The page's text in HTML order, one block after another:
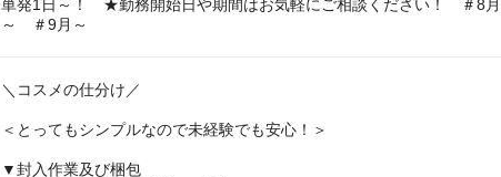
単発1日～！ ★勤務開始日や期間はお気軽にご相談ください！ ＃8月
～ ＃9月～
＼コスメの仕分け／
＜とってもシンプルなので未経験でも安心！＞
▼封入作業及び梱包